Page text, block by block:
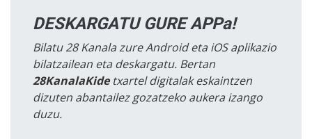
DESKARGATU GURE APPa!
Bilatu 28 Kanala zure Android eta iOS aplikazio
bilatzailean eta deskargatu. Bertan
28KanalaKidetxartel digitalak eskaintzen
dizuten abantailez gozatzeko aukera izango
duzu.